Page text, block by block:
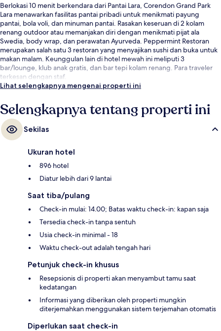
Berlokasi 10 menit berkendara dari Pantai Lara, Corendon Grand Park
Lara menawarkan fasilitas pantai pribadi untuk menikmati payung
pantai, bola voli, dan minuman pantai. Rasakan keseruan di 2 kolam
renang outdoor atau memanjakan diri dengan menikmati pijat ala
Swedia, body wrap, dan perawatan Ayurveda. Peppermint Restoran
merupakan salah satu 3 restoran yang menyajikan sushi dan buka untuk
makan malam. Keunggulan lain di hotel mewah ini meliputi 3
bar/lounge, klub anak gratis, dan bar tepi kolam renang. Para traveler
terkesan dengan staf.
Lihat selengkapnya mengenai properti ini
Selengkapnya tentang properti ini
Sekilas
Ukuran hotel
896 hotel
Diatur lebih dari 9 lantai
Saat tiba/pulang
Check-in mulai: 14.00; Batas waktu check-in: kapan saja
Tersedia check-in tanpa sentuh
Usia check-in minimal - 18
Waktu check-out adalah tengah hari
Petunjuk check-in khusus
Resepsionis di properti akan menyambut tamu saat
kedatangan
Informasi yang diberikan oleh properti mungkin
diterjemahkan menggunakan sistem terjemahan otomatis
Diperlukan saat check-in